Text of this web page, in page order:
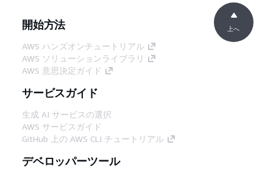
開始方法
AWS ハンズオンチュートリアル
AWS ソリューションライブラリ
AWS 意思決定ガイド
サービスガイド
生成 AI サービスの選択
AWS サービスガイド
GitHub 上の AWS CLI チュートリアル
デベロッパーツール
上へ